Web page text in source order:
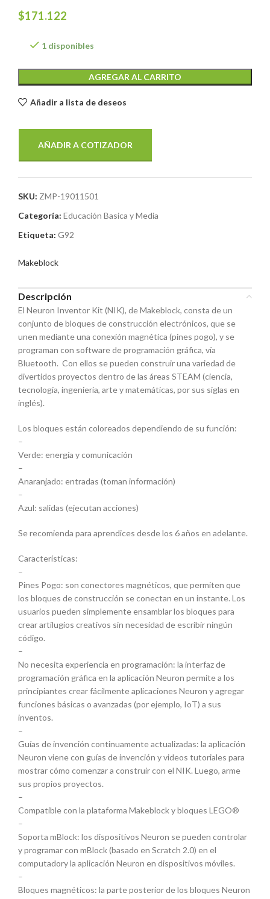
$171.122
1 disponibles
AGREGAR AL CARRITO
Añadir a lista de deseos
AÑADIR A COTIZADOR
SKU: ZMP-19011501
Categoría: Educación Basica y Media
Etiqueta: G92
Makeblock
Descripción
El Neuron Inventor Kit (NIK), de Makeblock, consta de un
conjunto de bloques de construcción electrónicos, que se
unen mediante una conexión magnética (pines pogo), y se
programan con software de programación gráfica, vía
Bluetooth. Con ellos se pueden construir una variedad de
divertidos proyectos dentro de las áreas STEAM (ciencia,
tecnología, ingeniería, arte y matemáticas, por sus siglas en
inglés).
Los bloques están coloreados dependiendo de su función:
–
Verde: energía y comunicación
–
Anaranjado: entradas (toman información)
–
Azul: salidas (ejecutan acciones)
Se recomienda para aprendices desde los 6 años en adelante.
Características:
–
Pines Pogo: son conectores magnéticos, que permiten que
los bloques de construcción se conectan en un instante. Los
usuarios pueden simplemente ensamblar los bloques para
crear artilugios creativos sin necesidad de escribir ningún
código.
–
No necesita experiencia en programación: la interfaz de
programación gráfica en la aplicación Neuron permite a los
principiantes crear fácilmente aplicaciones Neuron y agregar
funciones básicas o avanzadas (por ejemplo, IoT) a sus
inventos.
–
Guías de invención continuamente actualizadas: la aplicación
Neuron viene con guías de invención y videos tutoriales para
mostrar cómo comenzar a construir con el NIK. Luego, arme
sus propios proyectos.
–
Compatible con la plataforma Makeblock y bloques LEGO®
–
Soporta mBlock: los dispositivos Neuron se pueden controlar
y programar con mBlock (basado en Scratch 2.0) en el
computadory la aplicación Neuron en dispositivos móviles.
–
Bloques magnéticos: la parte posterior de los bloques Neuron